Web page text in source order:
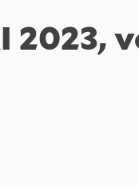
2023,